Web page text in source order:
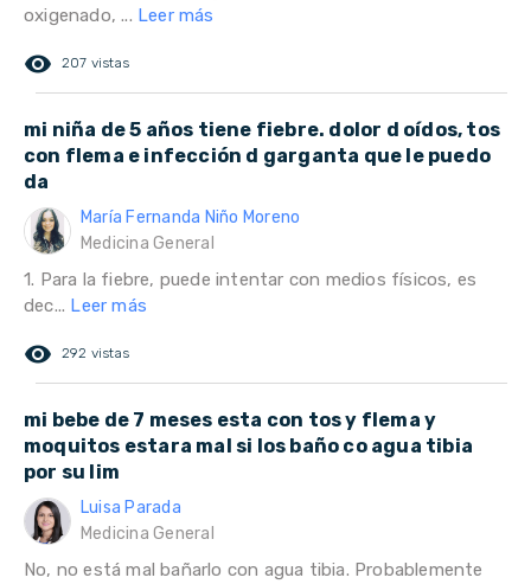
oxigenado, ... Leer más
remove_red_eye 207 vistas
mi niña de 5 años tiene fiebre. dolor d oídos, tos
con flema e infección d garganta que le puedo
da
María Fernanda Niño Moreno
Medicina General
1. Para la fiebre, puede intentar con medios físicos, es
dec... Leer más
remove_red_eye 292 vistas
mi bebe de 7 meses esta con tos y flema y
moquitos estara mal si los baño co agua tibia
por su lim
Luisa Parada
Medicina General
No, no está mal bañarlo con agua tibia. Probablemente